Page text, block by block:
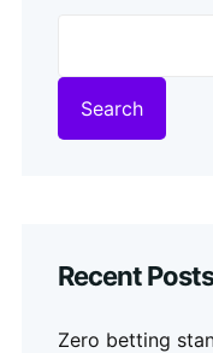
Search
Recent Posts
Zero betting